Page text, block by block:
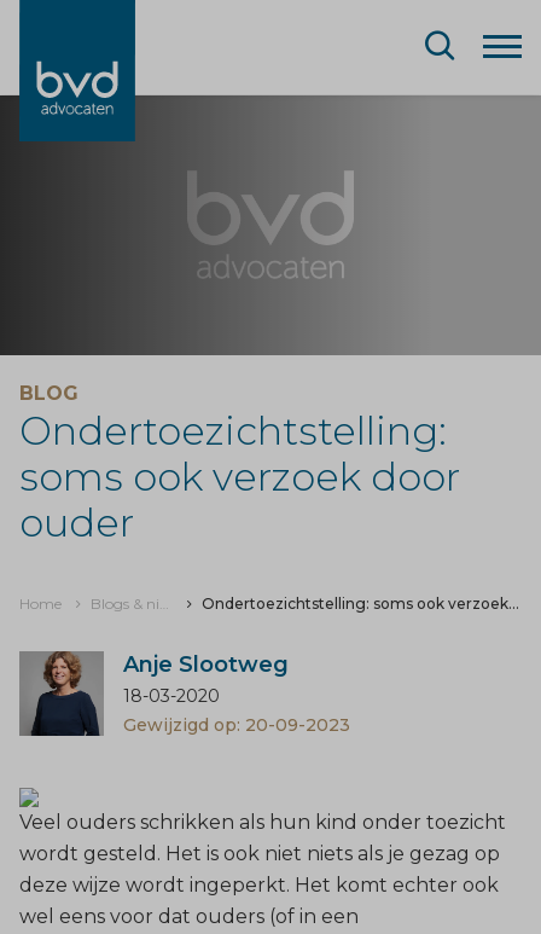
BLOG
Ondertoezichtstelling:
soms ook verzoek door
ouder
Home Ondertoezichtstelling: soms ook verzoek door ouder
Anje Slootweg
18-03-2020
Gewijzigd op: 20-09-2023
Veel ouders schrikken als hun kind onder toezicht
wordt gesteld. Het is ook niet niets als je gezag op
deze wijze wordt ingeperkt. Het komt echter ook
wel eens voor dat ouders (of in een